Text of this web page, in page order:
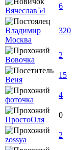
Вячеслав54
6
Владимир
Москва
320
Вовочка
2
Веня
15
фоточка
4
ПростоОля
0
zossya
2